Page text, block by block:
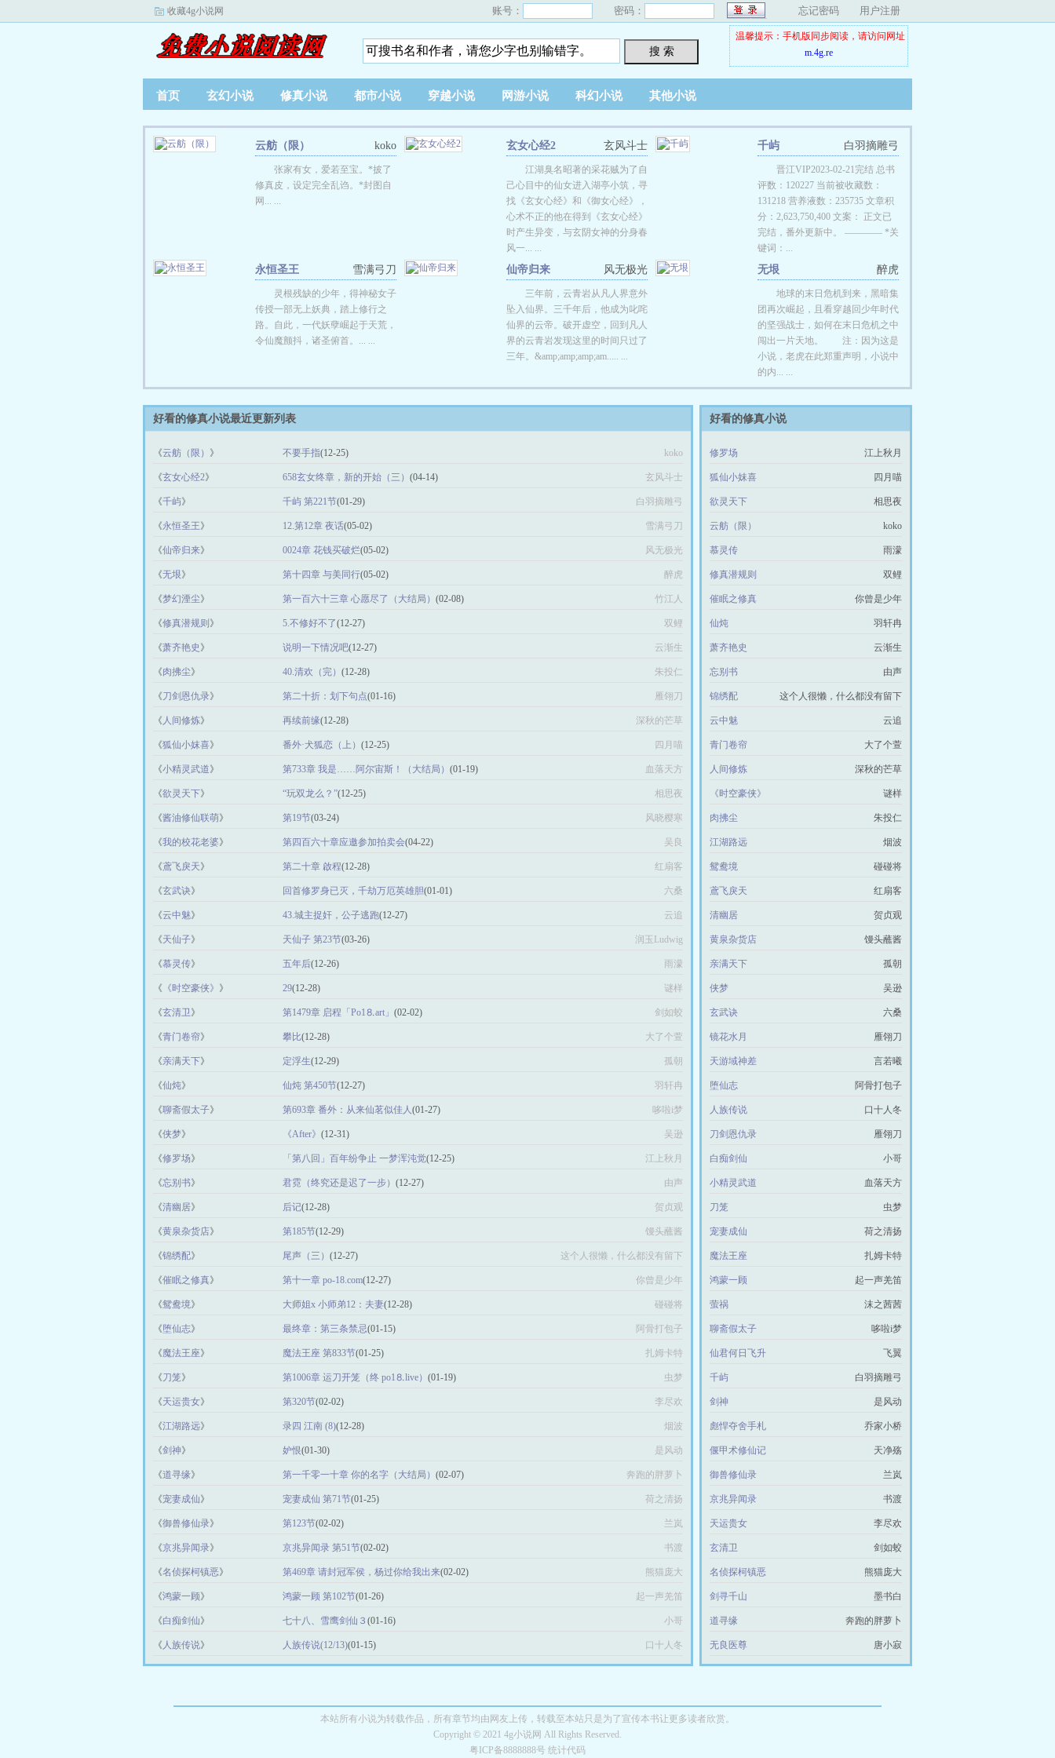
收藏4g小说网 账号： 密码： 忘记密码 用户注册
搜 索
温馨提示：手机版同步阅读，请访问网址
m.4g.re
首页 玄幻小说 修真小说 都市小说 穿越小说 网游小说 科幻小说 其他小说
koko
云舫（限）
张家有女，爱若至宝。*披了
修真皮，设定完全乱诌。*封图自
网... ...
玄风斗士
玄女心经2
江湖臭名昭著的采花贼为了自
己心目中的仙女进入湖亭小筑，寻
找《玄女心经》和《御女心经》，
心术不正的他在得到《玄女心经》
时产生异变，与玄阴女神的分身春
风一... ...
白羽摘雕弓
千屿
晋江VIP2023-02-21完结 总书
评数：120227 当前被收藏数：
131218 营养液数：235735 文章积
分：2,623,750,400 文案： 正文已
完结，番外更新中。 ———— *关
键词：...
雪满弓刀
永恒圣王
灵根残缺的少年，得神秘女子
传授一部无上妖典，踏上修行之
路。自此，一代妖孽崛起于天荒，
令仙魔颤抖，诸圣俯首。... ...
风无极光
仙帝归来
三年前，云青岩从凡人界意外
坠入仙界。三千年后，他成为叱咤
仙界的云帝。破开虚空，回到凡人
界的云青岩发现这里的时间只过了
三年。&amp;amp;amp;am..... ...
醉虎
无垠
地球的末日危机到来，黑暗集
团再次崛起，且看穿越回少年时代
的坚强战士，如何在末日危机之中
闯出一片天地。 注：因为这是
小说，老虎在此郑重声明，小说中
的内... ...
好看的修真小说最近更新列表
《云舫（限） 》 不要手指(12-25) koko
《玄女心经2》 658玄女终章，新的开始（三） (04-14) 玄风斗士
《千屿》 千屿 第221节(01-29) 白羽摘雕弓
《永恒圣王》 12.第12章 夜话(05-02) 雪满弓刀
《仙帝归来》 0024章 花钱买破烂(05-02) 风无极光
《无垠》 第十四章 与美同行(05-02) 醉虎
《梦幻湮尘》 第一百六十三章 心愿尽了（大结局） (02-08) 竹江人
《修真潜规则 》 5.不修好不了(12-27) 双鲤
《萧齐艳史 》 说明一下情况吧(12-27) 云渐生
《肉拂尘》 40.清欢（完） (12-28) 朱投仁
《刀剑恩仇录》 第二十折：划下句点(01-16) 雁翎刀
《 人间修炼》 再续前缘(12-28) 深秋的芒草
《狐仙小妺喜》 番外·犬狐恋（上） (12-25) 四月喵
《小精灵武道》 第733章 我是……阿尔宙斯！（大结局） (01-19) 血落天方
《欲灵天下》 “玩双龙么？”(12-25) 相思夜
《酱油修仙联萌》 第19节(03-24) 风晓樱寒
《我的校花老婆》 第四百六十章应邀参加拍卖会(04-22) 吴良
《鳶飞戾天》 第二十章 啟程(12-28) 红扇客
《玄武诀》 回首修罗身已灭，千劫万厄英雄胆(01-01) 六桑
《云中魅》 43.城主捉奸，公子逃跑(12-27) 云追
《天仙子》 天仙子 第23节(03-26) 润玉Ludwig
《慕灵传》 五年后(12-26) 雨濛
《 《时空豪侠》 》 29(12-28) 谜样
《玄清卫》 第1479章 启程「Рo1⒏аrt」 (02-02) 剑如蛟
《青门卷帘》 攀比(12-28) 大了个萱
《亲满天下》 定浮生(12-29) 孤朝
《仙炖》 仙炖 第450节(12-27) 羽轩冉
《聊斋假太子》 第693章 番外：从来仙茗似佳人(01-27) 哆啦i梦
《侠梦》 《After》 (12-31) 吴逊
《修罗场》 「第八回」百年纷争止 一梦浑沌觉(12-25) 江上秋月
《忘别书》 君霓（终究还是迟了一步） (12-27) 由声
《清幽居》 后记(12-28) 贺贞观
《黄泉杂货店》 第185节(12-29) 馒头蘸酱
《锦绣配》 尾声（三） (12-27) 这个人很懒，什么都没有留下
《催眠之修真》 第十一章 po-18.com(12-27) 你曾是少年
《鸳鸯境》 大师姐x 小师弟12：夫妻(12-28) 碰碰将
《堕仙志》 最终章：第三条禁忌(01-15) 阿骨打包子
《魔法王座》 魔法王座 第833节(01-25) 扎姆卡特
《刀笼》 第1006章 运刀开笼（终 po1⒏live） (01-19) 虫梦
《天运贵女》 第320节(02-02) 李尽欢
《江湖路远》 录四 江南 (8)(12-28) 烟波
《剑神》 妒恨(01-30) 是风动
《道寻缘》 第一千零一十章 你的名字（大结局） (02-07) 奔跑的胖萝卜
《宠妻成仙》 宠妻成仙 第71节(01-25) 荷之清扬
《御兽修仙录》 第123节(02-02) 兰岚
《京兆异闻录》 京兆异闻录 第51节(02-02) 书渡
《名侦探柯镇恶》 第469章 请封冠军侯，杨过你给我出来(02-02) 熊猫庞大
《鸿蒙一顾》 鸿蒙一顾 第102节(01-26) 起一声羌笛
《白痴剑仙》 七十八、雪鹰剑仙３ (01-16) 小哥
《 人族传说》 人族传说(12/13)(01-15) 口十人冬
好看的修真小说
修罗场 江上秋月
狐仙小妺喜 四月喵
欲灵天下 相思夜
云舫（限） koko
慕灵传 雨濛
修真潜规则 双鲤
催眠之修真 你曾是少年
仙炖 羽轩冉
萧齐艳史 云渐生
忘别书 由声
锦绣配 这个人很懒，什么都没有留下
云中魅 云追
青门卷帘 大了个萱
人间修炼 深秋的芒草
《时空豪侠》 谜样
肉拂尘 朱投仁
江湖路远 烟波
鸳鸯境 碰碰将
鳶飞戾天 红扇客
清幽居 贺贞观
黄泉杂货店 馒头蘸酱
亲满天下 孤朝
侠梦 吴逊
玄武诀 六桑
镜花水月 雁翎刀
天游域神差 言若曦
堕仙志 阿骨打包子
人族传说 口十人冬
刀剑恩仇录 雁翎刀
白痴剑仙 小哥
小精灵武道 血落天方
刀笼 虫梦
宠妻成仙 荷之清扬
魔法王座 扎姆卡特
鸿蒙一顾 起一声羌笛
萤祸 沫之茜茜
聊斋假太子 哆啦i梦
仙君何日飞升 飞翼
千屿 白羽摘雕弓
剑神 是风动
彪悍夺舍手札 乔家小桥
偃甲术修仙记 天净殇
御兽修仙录 兰岚
京兆异闻录 书渡
天运贵女 李尽欢
玄清卫 剑如蛟
名侦探柯镇恶 熊猫庞大
剑寻千山 墨书白
道寻缘 奔跑的胖萝卜
无良医尊 唐小寂
本站所有小说为转载作品，所有章节均由网友上传，转载至本站只是为了宣传本书让更多读者欣赏。
Copyright © 2021 4g小说网 All Rights Reserved.
粤ICP备8888888号 统计代码